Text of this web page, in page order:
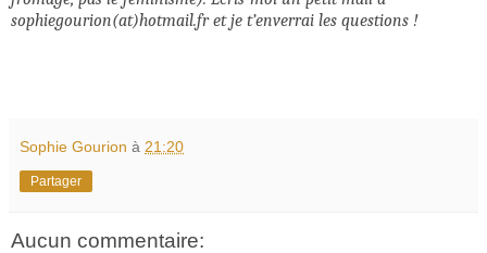
sophiegourion(at)hotmail.fr et je t’enverrai les questions !
Sophie Gourion à 21:20
Partager
Aucun commentaire: